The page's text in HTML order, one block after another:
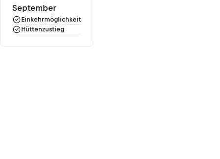
September
Einkehrmöglichkeit
Hüttenzustieg